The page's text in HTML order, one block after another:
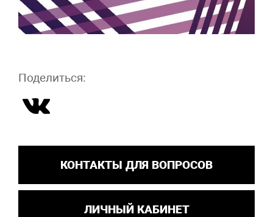
Поделиться:
КОНТАКТЫ ДЛЯ ВОПРОСОВ
ЛИЧНЫЙ КАБИНЕТ